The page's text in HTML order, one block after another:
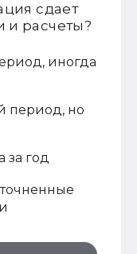
сдает
и расчеты?
иногда
период, но
за год